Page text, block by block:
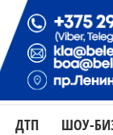
ДТП ШОУ-